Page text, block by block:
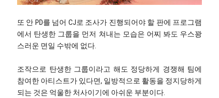
또 안 PD를 넘어 CJ로 조사가 진행되어야 할 판에 프로그램
에서 탄생한 그룹을 먼저 쳐내는 모습은 어찌 봐도 우스꽝
스러운 면일 수밖에 없다.
조작으로 탄생한 그룹이라고 해도 정당하게 경쟁해 팀에
참여한 아티스트가 있다면, 일방적으로 활동을 정지당하게
되는 것은 억울한 처사이기에 아쉬운 부분이다.